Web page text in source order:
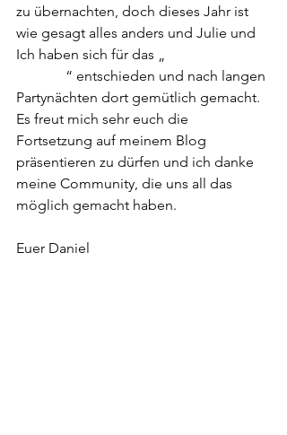
zu übernachten, doch dieses Jahr ist
wie gesagt alles anders und Julie und
Ich haben sich für das „
“ entschieden und nach langen
Partynächten dort gemütlich gemacht.
Es freut mich sehr euch die
Fortsetzung auf meinem Blog
präsentieren zu dürfen und ich danke
meine Community, die uns all das
möglich gemacht haben.
Euer Daniel